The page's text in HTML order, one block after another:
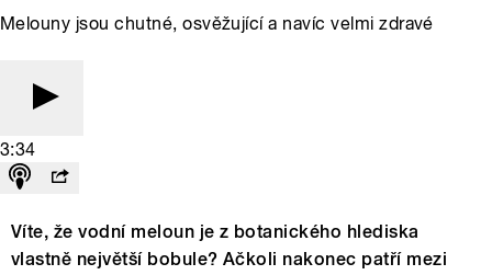
Melouny jsou chutné, osvěžující a navíc velmi zdravé
3:34
Víte, že vodní meloun je z botanického hlediska
vlastně největší bobule? Ačkoli nakonec patří mezi